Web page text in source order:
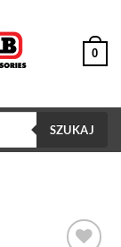
0
SZUKAJ